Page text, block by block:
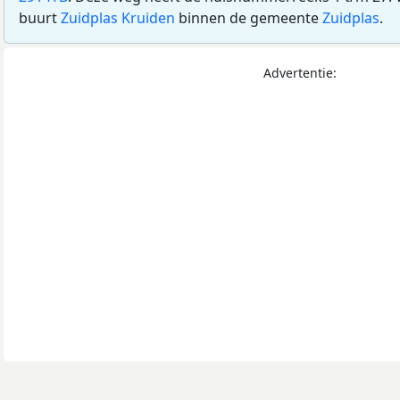
buurtZuidplas Kruiden binnen de gemeenteZuidplas.
Advertentie: